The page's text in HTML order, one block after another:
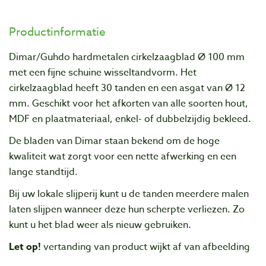
Productinformatie
Dimar/Guhdo hardmetalen cirkelzaagblad Ø 100 mm
met een fijne schuine wisseltandvorm. Het
cirkelzaagblad heeft 30 tanden en een asgat van Ø 12
mm. Geschikt voor het afkorten van alle soorten hout,
MDF en plaatmateriaal, enkel- of dubbelzijdig bekleed.
De bladen van Dimar staan bekend om de hoge
kwaliteit wat zorgt voor een nette afwerking en een
lange standtijd.
Bij uw lokale slijperij kunt u de tanden meerdere malen
laten slijpen wanneer deze hun scherpte verliezen. Zo
kunt u het blad weer als nieuw gebruiken.
Let op! vertanding van product wijkt af van afbeelding